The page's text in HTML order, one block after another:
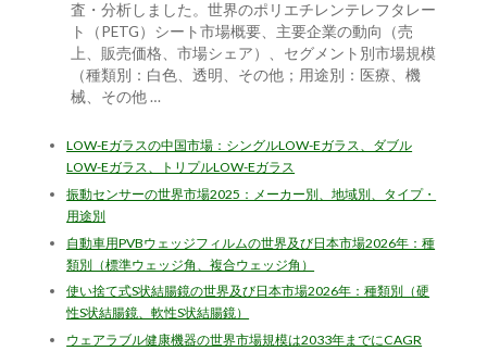
査・分析しました。世界のポリエチレンテレフタレー
ト（PETG）シート市場概要、主要企業の動向（売
上、販売価格、市場シェア）、セグメント別市場規模
（種類別：白色、透明、その他；用途別：医療、機
械、その他 …
LOW-Eガラスの中国市場：シングルLOW-Eガラス、ダブル
LOW-Eガラス、トリプルLOW-Eガラス
振動センサーの世界市場2025：メーカー別、地域別、タイプ・
用途別
自動車用PVBウェッジフィルムの世界及び日本市場2026年：種
類別（標準ウェッジ角、複合ウェッジ角）
使い捨て式S状結腸鏡の世界及び日本市場2026年：種類別（硬
性S状結腸鏡、軟性S状結腸鏡）
ウェアラブル健康機器の世界市場規模は2033年までにCAGR